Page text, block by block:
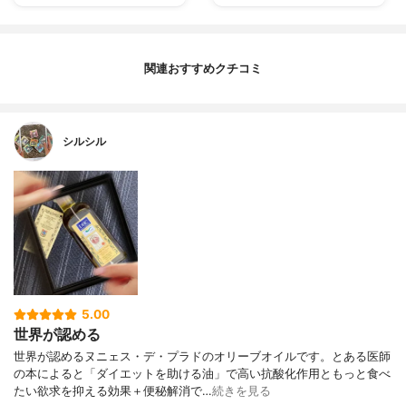
関連おすすめクチコミ
シルシル
5.00
世界が認める
世界が認めるヌニェス・デ・プラドのオリーブオイルです。とある医師
の本によると「ダイエットを助ける油」で高い抗酸化作用ともっと食べ
たい欲求を抑える効果＋便秘解消で…続きを見る